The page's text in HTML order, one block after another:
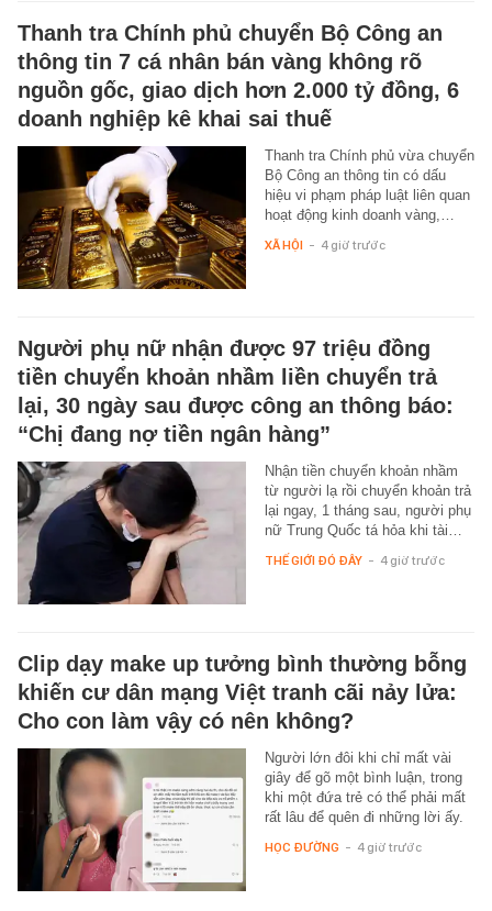
Thanh tra Chính phủ chuyển Bộ Công an
thông tin 7 cá nhân bán vàng không rõ
nguồn gốc, giao dịch hơn 2.000 tỷ đồng, 6
doanh nghiệp kê khai sai thuế
Thanh tra Chính phủ vừa chuyển
Bộ Công an thông tin có dấu
hiệu vi phạm pháp luật liên quan
hoạt động kinh doanh vàng,…
XÃ HỘI - 4 giờ trước
Người phụ nữ nhận được 97 triệu đồng
tiền chuyển khoản nhầm liền chuyển trả
lại, 30 ngày sau được công an thông báo:
“Chị đang nợ tiền ngân hàng”
Nhận tiền chuyển khoản nhầm
từ người lạ rồi chuyển khoản trả
lại ngay, 1 tháng sau, người phụ
nữ Trung Quốc tá hỏa khi tài…
THẾ GIỚI ĐÓ ĐÂY - 4 giờ trước
Clip dạy make up tưởng bình thường bỗng
khiến cư dân mạng Việt tranh cãi nảy lửa:
Cho con làm vậy có nên không?
Người lớn đôi khi chỉ mất vài
giây để gõ một bình luận, trong
khi một đứa trẻ có thể phải mất
rất lâu để quên đi những lời ấy.
HỌC ĐƯỜNG - 4 giờ trước